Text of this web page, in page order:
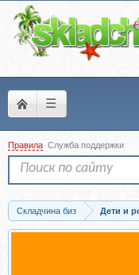
☰
Правила Служба поддержки
Складчина биз
Дети и
Скачать Ребенок от 8 до